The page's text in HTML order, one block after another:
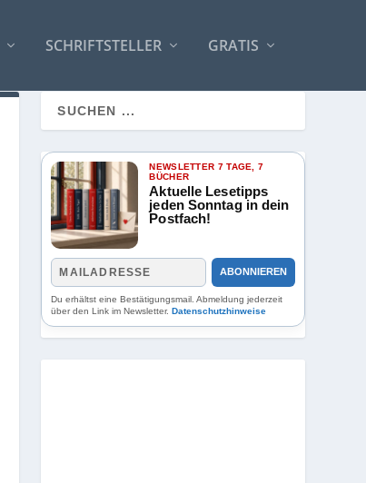
SCHRIFTSTELLER GRATIS
NEWSLETTER 7 TAGE, 7
BÜCHER
Aktuelle Lesetipps
jeden Sonntag in dein
Postfach!
ABONNIEREN
Du erhältst eine Bestätigungsmail. Abmeldung jederzeit
über den Link im Newsletter.Datenschutzhinweise